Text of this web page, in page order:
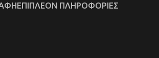
ΕΠΙΠΛΈΟΝ ΠΛΗΡΟΦΟΡΊΕΣ